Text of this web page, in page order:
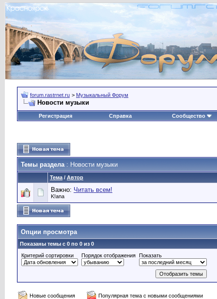
forum.rastrnet.ru > Музыкальный Форум
Новости музыки
Регистрация Справка Сообщество
Темы раздела: Новости музыки
Тема / Автор
Важно: Читать всем!
K!ana
Опции просмотра
Показаны темы с 0 по 0 из 0
Критерий сортировки
Порядок отображения Показать
Новые сообщения
Популярная тема с новыми сообщениями